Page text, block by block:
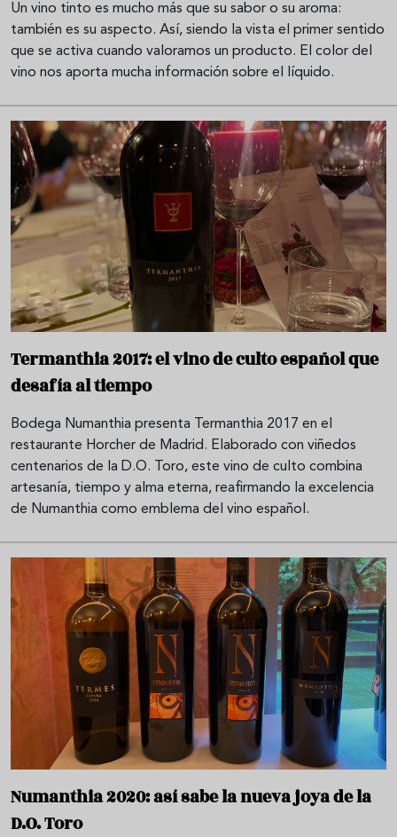
Un vino tinto es mucho más que su sabor o su aroma:
también es su aspecto. Así, siendo la vista el primer sentido
que se activa cuando valoramos un producto. El color del
vino nos aporta mucha información sobre el líquido.
Termanthia 2017: el vino de culto español que
desafía al tiempo
Bodega Numanthia presenta Termanthia 2017 en el
restaurante Horcher de Madrid. Elaborado con viñedos
centenarios de la D.O. Toro, este vino de culto combina
artesanía, tiempo y alma eterna, reafirmando la excelencia
de Numanthia como emblema del vino español.
Numanthia 2020: así sabe la nueva joya de la
D.O. Toro